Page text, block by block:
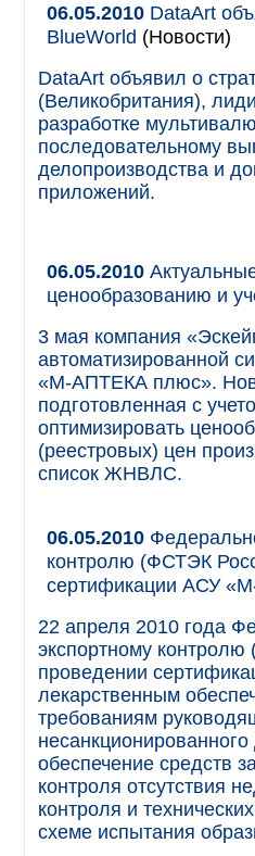
06.05.2010 DataArt
BlueWorld (Новости)
DataArt объявил о
(Великобритания),
разработке
последовательному
делопроизводства и
приложений.
06.05.2010
ценообразованию и
3 мая компания
автоматизированной
«М-АПТЕКА плюс».
подготовленная с
оптимизировать
(реестровых) цен
список ЖНВЛС.
06.05.2010
контролю (ФСТЭК
сертификации АСУ
22 апреля 2010 года
экспортному
проведении
лекарственным
требованиям
обеспечение средств
контроля отсутствия
контроля и
схеме испытания